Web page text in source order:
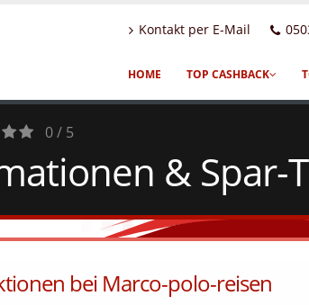
Kontakt per E-Mail
HOME TOP CASHBACK
0 / 5
& Spar-
bei Marco-polo-reisen